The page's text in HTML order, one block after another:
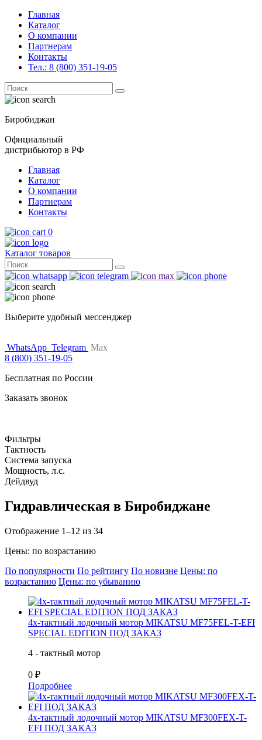
Главная
Каталог
О компании
Партнерам
Контакты
Тел.: 8 (800) 351-19-05
Поиск
for:
Биробиджан
Официальный
дистрибьютор в РФ
Главная
Каталог
О компании
Партнерам
Контакты
0
Каталог товаров
Поиск
for:
Выберите удобный мессенджер
WhatsApp Telegram Max
8 (800) 351-19-05
Бесплатная по России
Заказать звонок
Фильтры
Тактность
Система запуска
Мощность, л.с.
Дейдвуд
Гидравлическая в Биробиджане
Отображение 1–12 из 34
Цены: по возрастанию
По популярности По рейтингу По новизне Цены: по
возрастанию Цены: по убыванию
4х-тактный лодочный мотор MIKATSU MF75FEL-T-EFI
SPECIAL EDITION ПОД ЗАКАЗ
4 - тактный мотор
0 ₽
Подробнее
4х-тактный лодочный мотор MIKATSU MF300FEX-T-
EFI ПОД ЗАКАЗ